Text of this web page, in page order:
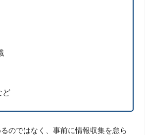
ど
のではなく、事前に情報収集を怠ら